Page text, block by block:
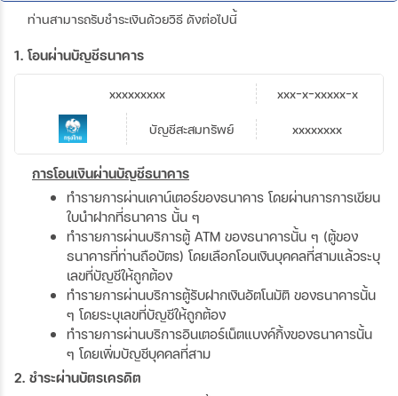
ท่านสามารถรับชำระเงินด้วยวิธี ดังต่อไปนี้
1. โอนผ่านบัญชีธนาคาร
บัญชีสะสมทรัพย์
xxxxxxxxx
xxxxxxxx
xxx-x-xxxxx-x
การโอนเงินผ่านบัญชีธนาคาร
ทำรายการผ่านเคาน์เตอร์ของธนาคาร โดยผ่านการการเขียน
ใบนำฝากที่ธนาคาร นั้น ๆ
ทำรายการผ่านบริการตู้ ATM ของธนาคารนั้น ๆ (ตู้ของ
ธนาคารที่ท่านถือบัตร) โดยเลือกโอนเงินบุคคลที่สามแล้วระบุ
เลขที่บัญชีให้ถูกต้อง
ทำรายการผ่านบริการตู้รับฝากเงินอัตโนมัติ ของธนาคารนั้น
ๆ โดยระบุเลขที่บัญชีให้ถูกต้อง
ทำรายการผ่านบริการอินเตอร์เน็ตแบงค์กิ้งของธนาคารนั้น
ๆ โดยเพิ่มบัญชีบุคคลที่สาม
2. ชำระผ่านบัตรเครดิต